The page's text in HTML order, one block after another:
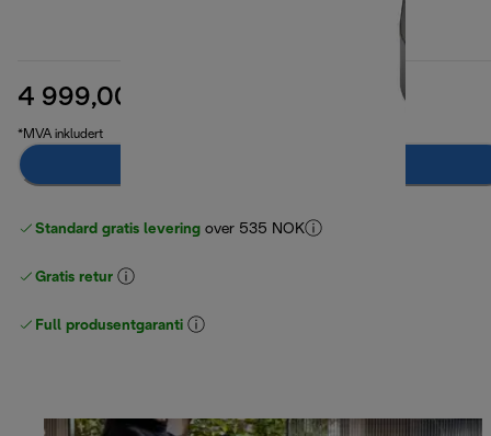
4 999,00 kr opprinnelig pris 6 199,00 kr
*MVA inkludert
Standard gratis levering over 535 NOK
Gratis retur
Full produsentgaranti